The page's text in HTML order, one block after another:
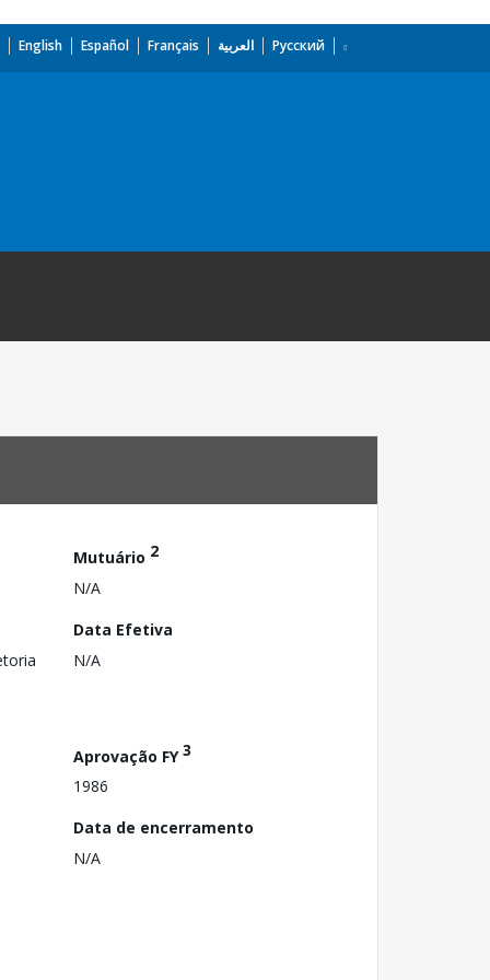
English Español Français العربية Русский
Mutuário 2
N/A
Data Efetiva
N/A
Aprovação FY3
1986
Data de encerramento
N/A